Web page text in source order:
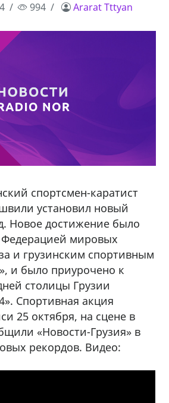
994 Ararat Tttyan
спортсмен-каратист
установил новый
Новое достижение было
мировых
и грузинским спортивным
и было приурочено к
столицы Грузии
Спортивная акция
25 октября, на сцене в
«Новости-Грузия» в
рекордов. Видео: